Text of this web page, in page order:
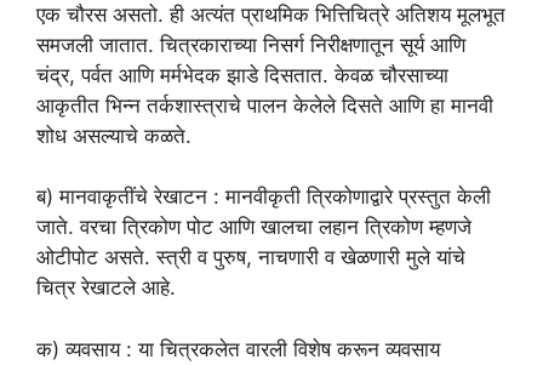
एक चौरस असतो. ही अत्यंत प्राथमिक भित्तिचित्रे अतिशय मूलभूत
समजली जातात. चित्रकाराच्या निसर्ग निरीक्षणातून सूर्य आणि
चंद्र, पर्वत आणि मर्मभेदक झाडे दिसतात. केवळ चौरसाच्या
आकृतीत भिन्न तर्कशास्त्राचे पालन केलेले दिसते आणि हा मानवी
शोध असल्याचे कळते.
ब) मानवाकृतींचे रेखाटन : मानवीकृती त्रिकोणाद्वारे प्रस्तुत केली
जाते. वरचा त्रिकोण पोट आणि खालचा लहान त्रिकोण म्हणजे
ओटीपोट असते. स्त्री व पुरुष, नाचणारी व खेळणारी मुले यांचे
चित्र रेखाटले आहे.
क) व्यवसाय : या चित्रकलेत वारली विशेष करून व्यवसाय